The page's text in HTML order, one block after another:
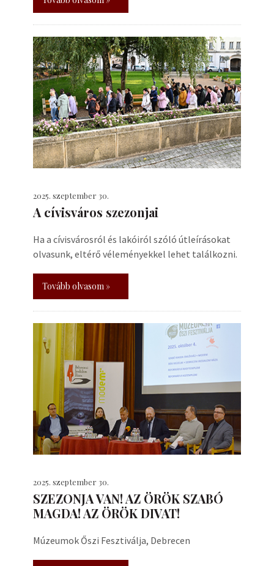
2025. szeptember 30.
A cívisváros szezonjai
Ha a cívisvárosról és lakóiról szóló útleírásokat
olvasunk, eltérő véleményekkel lehet találkozni.
Tovább olvasom »
2025. szeptember 30.
SZEZONJA VAN! AZ ÖRÖK SZABÓ
MAGDA! AZ ÖRÖK DIVAT!
Múzeumok Őszi Fesztiválja, Debrecen